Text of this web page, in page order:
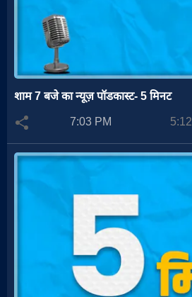
शाम 7 बजे का न्यूज़ पॉडकास्ट- 5 मिनट
7:03 PM
5:12